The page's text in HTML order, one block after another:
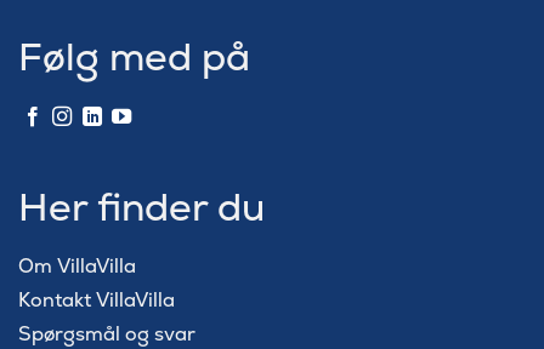
Følg med på
Her finder du
Om VillaVilla
Kontakt VillaVilla
Spørgsmål og svar